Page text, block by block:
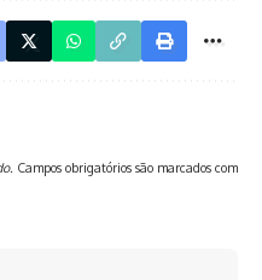
Campos obrigatórios são marcados com